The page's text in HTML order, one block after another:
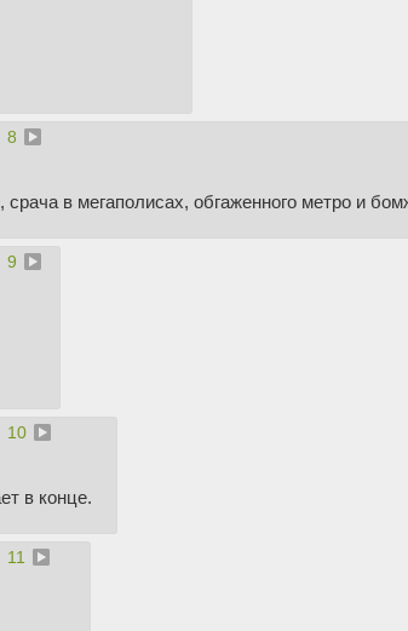
8
в мегаполисах, обгаженного метро и
9
10
в конце.
11